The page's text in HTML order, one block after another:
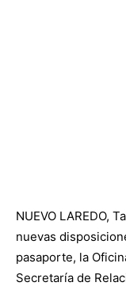
NUEVO LAREDO,
nuevas
pasaporte, la
Secretaría de